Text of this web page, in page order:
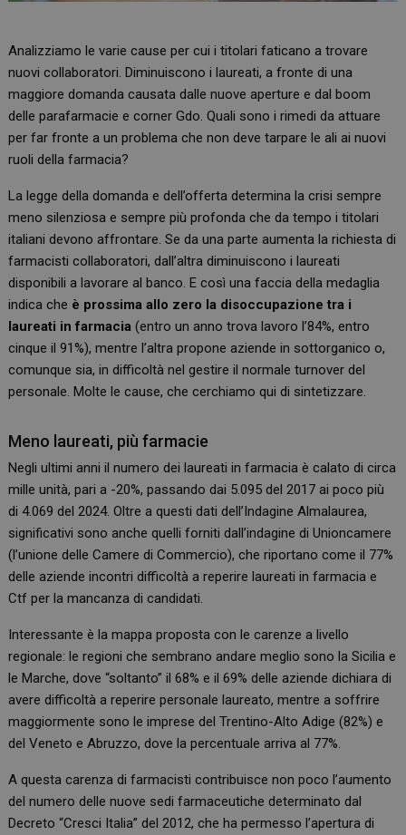
Analizziamo le varie cause per cui i titolari faticano a trovare
nuovi collaboratori. Diminuiscono i laureati, a fronte di una
maggiore domanda causata dalle nuove aperture e dal boom
delle parafarmacie e corner Gdo. Quali sono i rimedi da attuare
per far fronte a un problema che non deve tarpare le ali ai nuovi
ruoli della farmacia?
La legge della domanda e dell’offerta determina la crisi sempre
meno silenziosa e sempre più profonda che da tempo i titolari
italiani devono affrontare. Se da una parte aumenta la richiesta di
farmacisti collaboratori, dall’altra diminuiscono i laureati
disponibili a lavorare al banco. E così una faccia della medaglia
indica che è prossima allo zero la disoccupazione tra i
laureati in farmacia (entro un anno trova lavoro l’84%, entro
cinque il 91%), mentre l’altra propone aziende in sottorganico o,
comunque sia, in difficoltà nel gestire il normale turnover del
personale. Molte le cause, che cerchiamo qui di sintetizzare.
Meno laureati, più farmacie
Negli ultimi anni il numero dei laureati in farmacia è calato di circa
mille unità, pari a -20%, passando dai 5.095 del 2017 ai poco più
di 4.069 del 2024. Oltre a questi dati dell’Indagine Almalaurea,
significativi sono anche quelli forniti dall’indagine di Unioncamere
(l’unione delle Camere di Commercio), che riportano come il 77%
delle aziende incontri difficoltà a reperire laureati in farmacia e
Ctf per la mancanza di candidati.
Interessante è la mappa proposta con le carenze a livello
regionale: le regioni che sembrano andare meglio sono la Sicilia e
le Marche, dove “soltanto” il 68% e il 69% delle aziende dichiara di
avere difficoltà a reperire personale laureato, mentre a soffrire
maggiormente sono le imprese del Trentino-Alto Adige (82%) e
del Veneto e Abruzzo, dove la percentuale arriva al 77%.
A questa carenza di farmacisti contribuisce non poco l’aumento
del numero delle nuove sedi farmaceutiche determinato dal
Decreto “Cresci Italia” del 2012, che ha permesso l’apertura di